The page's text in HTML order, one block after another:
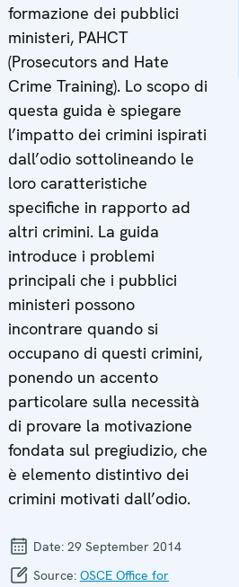
formazione dei pubblici
ministeri, PAHCT
(Prosecutors and Hate
Crime Training). Lo scopo di
questa guida è spiegare
l’impatto dei crimini ispirati
dall’odio sottolineando le
loro caratteristiche
specifiche in rapporto ad
altri crimini. La guida
introduce i problemi
principali che i pubblici
ministeri possono
incontrare quando si
occupano di questi crimini,
ponendo un accento
particolare sulla necessità
di provare la motivazione
fondata sul pregiudizio, che
è elemento distintivo dei
crimini motivati dall’odio.
Date: 29 September 2014
Source: OSCE Office for